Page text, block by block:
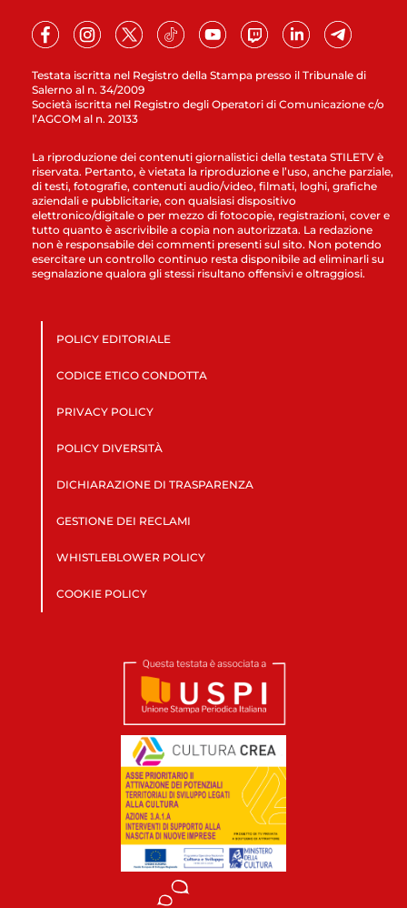
Testata iscritta nel Registro della Stampa presso il Tribunale di
Salerno al n. 34/2009
Società iscritta nel Registro degli Operatori di Comunicazione c/o
l’AGCOM al n. 20133
La riproduzione dei contenuti giornalistici della testata STILETV è
riservata. Pertanto, è vietata la riproduzione e l’uso, anche parziale,
di testi, fotografie, contenuti audio/video, filmati, loghi, grafiche
aziendali e pubblicitarie, con qualsiasi dispositivo
elettronico/digitale o per mezzo di fotocopie, registrazioni, cover e
tutto quanto è ascrivibile a copia non autorizzata. La redazione
non è responsabile dei commenti presenti sul sito. Non potendo
esercitare un controllo continuo resta disponibile ad eliminarli su
segnalazione qualora gli stessi risultano offensivi e oltraggiosi.
POLICY EDITORIALE
CODICE ETICO CONDOTTA
PRIVACY POLICY
POLICY DIVERSITÀ
DICHIARAZIONE DI TRASPARENZA
GESTIONE DEI RECLAMI
WHISTLEBLOWER POLICY
COOKIE POLICY